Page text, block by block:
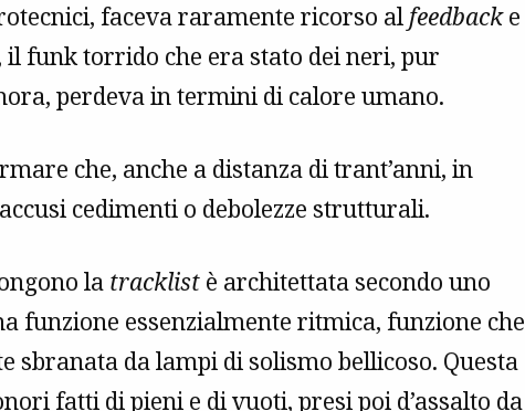
faceva raramente ricorso al feedbacke
funk torrido che era stato dei neri, pur
perdeva in termini di calore umano.
che, anche a distanza di trant’anni, in
cedimenti o debolezze strutturali.
la tracklist è architettata secondo uno
funzione essenzialmente ritmica, funzione che
da lampi di solismo bellicoso. Questa
fatti di pieni e di vuoti, presi poi d’assalto da